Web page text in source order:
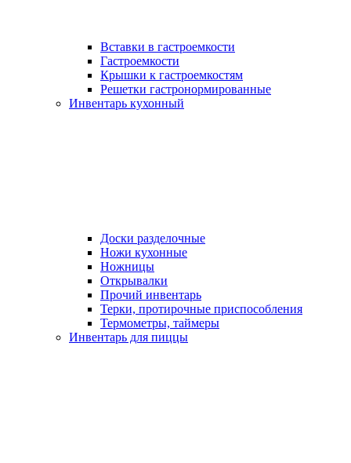
Вставки в гастроемкости
Гастроемкости
Крышки к гастроемкостям
Решетки гастронормированные
Инвентарь кухонный
Доски разделочные
Ножи кухонные
Ножницы
Открывалки
Прочий инвентарь
Терки, протирочные приспособления
Термометры, таймеры
Инвентарь для пиццы